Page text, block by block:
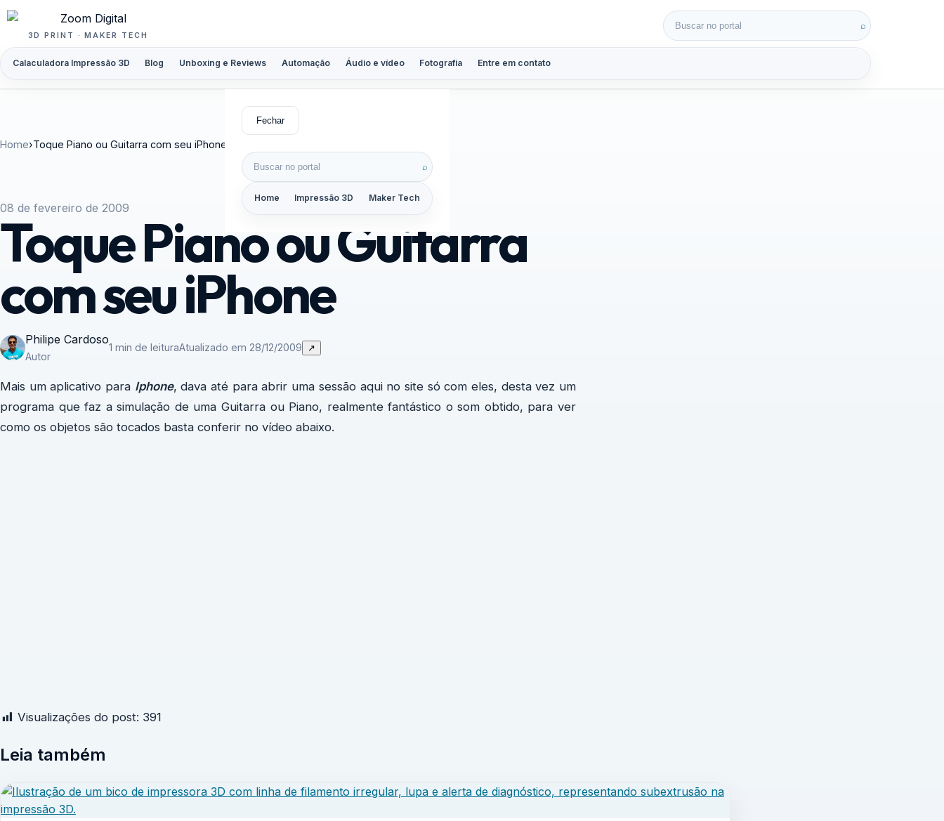
Pular para o conteúdo
3D PRINT · MAKER TECH
Calaculadora Impressão 3D Blog Unboxing e Reviews Automação Áudio e vídeo Fotografia Entre em contato
Buscar por: ⌕
Fechar
Buscar por: ⌕
Home Impressão 3D Maker Tech
Home›Toque Piano ou Guitarra com seu iPhone
08 de fevereiro de 2009
Toque Piano ou Guitarra
com seu iPhone
Philipe Cardoso
Autor
1 min de leituraAtualizado em 28/12/2009 ↗
Mais um aplicativo para Iphone, dava até para abrir uma sessão aqui no site só com eles, desta vez um
programa que faz a simulação de uma Guitarra ou Piano, realmente fantástico o som obtido, para ver
como os objetos são tocados basta conferir no vídeo abaixo.
Visualizações do post: 391
Leia também